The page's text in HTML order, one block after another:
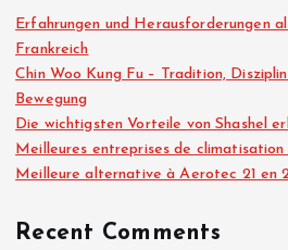
Erfahrungen und Herausforderungen
Frankreich
Chin Woo Kung Fu – Tradition,
Bewegung
Die wichtigsten Vorteile von Shashel
Meilleures entreprises de
Meilleure alternative à Aerotec 21 en
Recent Comments